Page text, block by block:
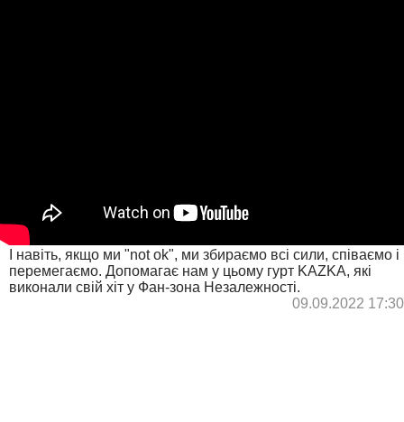
І навіть, якщо ми "not ok", ми збираємо всі сили, співаємо і
перемегаємо. Допомагає нам у цьому гурт KAZKA, які
виконали свій хіт у Фан-зона Незалежності.
09.09.2022 17:30